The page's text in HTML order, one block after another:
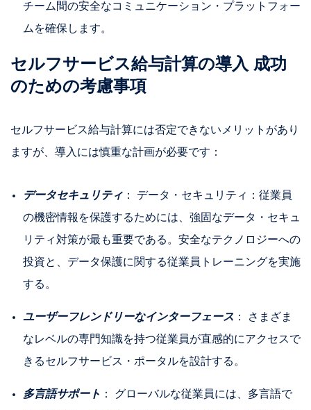
チーム間の安全なコミュニケーション・プラットフォー
ムを確保します。
セルフサービス給与計算の導入 成功
のための考慮事項
セルフサービス給与計算には否定できないメリットがあり
ますが、導入には慎重な計画が必要です：
データセキュリティ： データ・セキュリティ：従業員
の機密情報を保護するためには、強固なデータ・セキュ
リティ対策が最も重要である。安全なテクノロジーへの
投資と、データ保護に関する従業員トレーニングを実施
する。
ユーザーフレンドリーなインターフェース ： さまざま
なレベルの専門知識を持つ従業員が直感的にアクセスで
きるセルフサービス・ポータルを設計する。
多言語サポート ： グローバルな従業員には、多言語で